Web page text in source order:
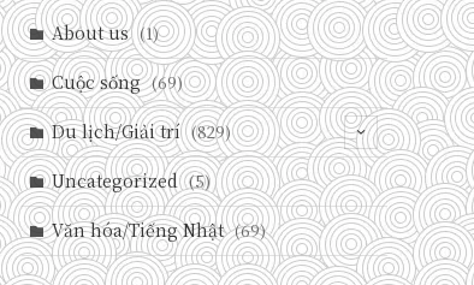
About us (1)
Cuộc sống (69)
Du lịch/Giải trí (829)
(146)
(71)
(237)
Uncategorized (5)
Văn hóa/Tiếng Nhật (69)